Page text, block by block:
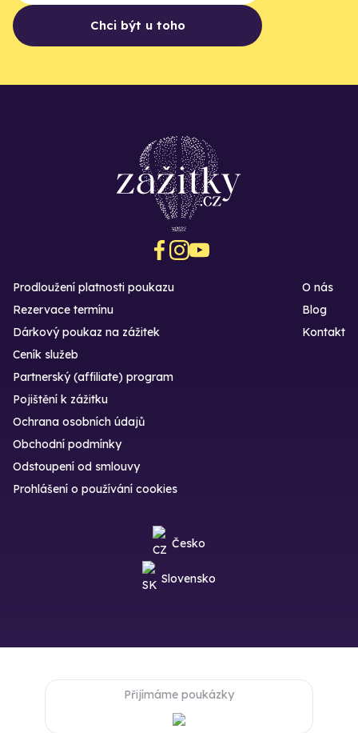
Chci být u toho
Prodloužení platnosti poukazu
Rezervace termínu
Dárkový poukaz na zážitek
O nás
Blog
Kontakt
Ceník služeb
Partnerský (affiliate) program
Pojištění k zážitku
Ochrana osobních údajů
Obchodní podmínky
Odstoupení od smlouvy
Prohlášení o používání cookies
Česko
Slovensko
Přijímáme poukázky